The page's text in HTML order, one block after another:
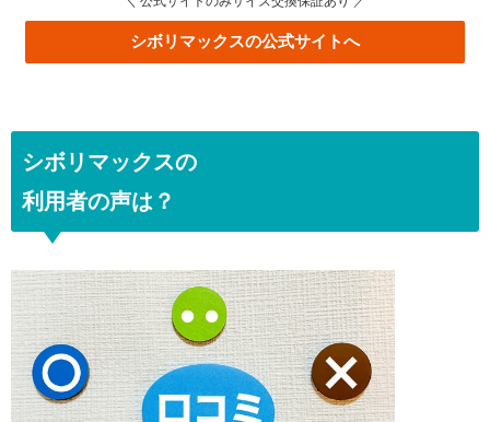
シボリマックスの公式サイトへ
シボリマックスの
利用者の声は？